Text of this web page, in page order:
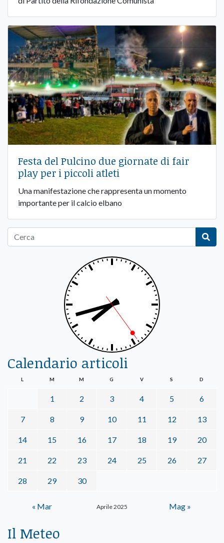
Festa del Pulcino due giornate di fair
play per i piccoli atleti
Una manifestazione che rappresenta un momento
importante per il calcio elbano
Calendario articoli
Aprile 2025
L M M G V S D
1 2 3 4 5 6
7 8 9 10 11 12 13
14 15 16 17 18 19 20
21 22 23 24 25 26 27
28 29 30
« Mar Mag »
Il Meteo